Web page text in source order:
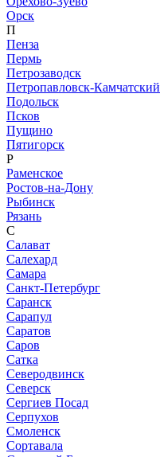
Орск
П
Пенза
Пермь
Петрозаводск
Петропавловск-Камчатский
Подольск
Псков
Пущино
Пятигорск
Р
Раменское
Ростов-на-Дону
Рыбинск
Рязань
С
Салават
Салехард
Самара
Санкт-Петербург
Саранск
Сарапул
Саратов
Саров
Сатка
Северодвинск
Северск
Сергиев Посад
Серпухов
Смоленск
Сортавала